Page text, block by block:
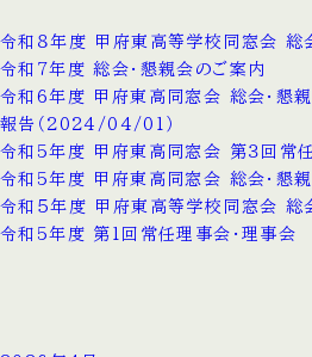
令和８年度 甲府東高等学校同窓会 総
令和7年度 総会・懇親会のご案内
令和6年度 甲府東高同窓会 総会・懇
報告（2024/04/01）
令和5年度 甲府東高同窓会 第３回常
令和5年度 甲府東高同窓会 総会・懇
令和５年度 甲府東高等学校同窓会 総
令和5年度 第1回常任理事会・理事会